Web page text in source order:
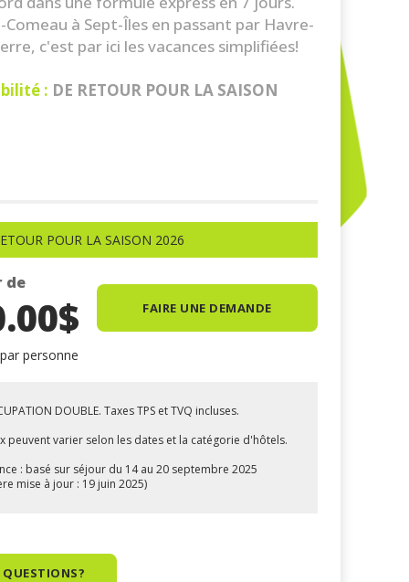
Comeau à Sept-Îles en passant par Havre-
c'est par ici les vacances simplifiées!
: DE RETOUR POUR LA SAISON
POUR LA SAISON 2026
de
FAIRE UNE DEMANDE
personne
DOUBLE. Taxes TPS et TVQ incluses.
peuvent varier selon les dates et la catégorie d'hôtels.
: basé sur séjour du 14 au 20 septembre 2025
mise à jour : 19 juin 2025)
QUESTIONS?